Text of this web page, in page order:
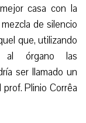
casa con la
de silencio
que, utilizando
al órgano las
ser llamado un
prof. Plinio Corrêa